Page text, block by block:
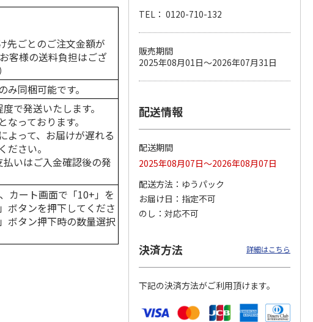
加良品 カムカ
ぐるボーン型 S
円
料別・税込)
銀のスプーン パウ
こ用 まぐろ・かつ
おに…
120円
(送料別・税込)
ペット線香 虹のか
ローラルの香り
590円
(送料別・税込)
CIAO 香り立つクラ
先ごとのご注文金額が
客様の送料負担はござ
み同梱可能です。
で発送いたします。
っております。
よって、お届けが遅れる
ださい。
いはご入金確認後の発
カート画面で「10+」を
ボタンを押下してくださ
ボタン押下時の数量選択
TEL： 0120-710-132
販売期間
2025年08月01日～2026年07月31日
配送情報
配送期間
2025年08月07日～2026年08月07日
配送方法
ゆうパック
お届け日
指定不可
のし
対応不可
決済方法 詳細はこちら
下記の決済方法がご利用頂けます。